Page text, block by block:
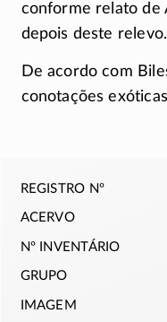
conforme relato de
depois deste relevo.
De acordo com
conotações
registro nº
acervo
nº inventário
grupo
imagem